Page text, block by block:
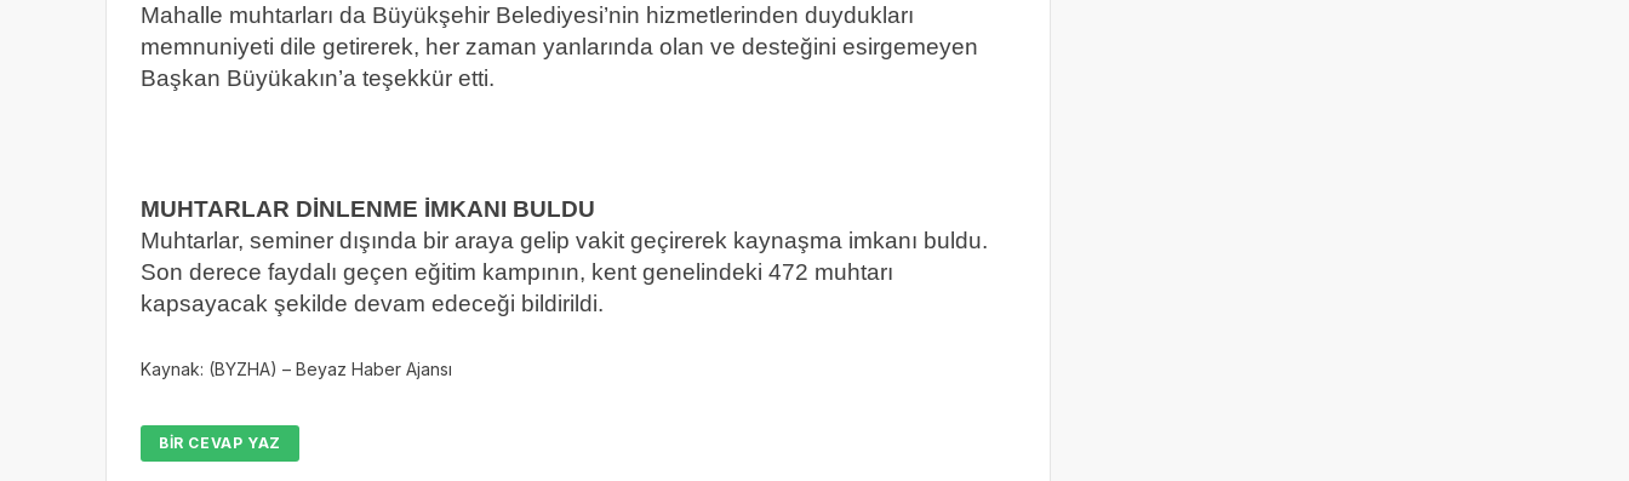
Mahalle muhtarları da Büyükşehir Belediyesi’nin hizmetlerinden duydukları
memnuniyeti dile getirerek, her zaman yanlarında olan ve desteğini esirgemeyen
Başkan Büyükakın’a teşekkür etti.
MUHTARLAR DİNLENME İMKANI BULDU
Muhtarlar, seminer dışında bir araya gelip vakit geçirerek kaynaşma imkanı buldu.
Son derece faydalı geçen eğitim kampının, kent genelindeki 472 muhtarı
kapsayacak şekilde devam edeceği bildirildi.
Kaynak: (BYZHA) – Beyaz Haber Ajansı
BIR CEVAP YAZ